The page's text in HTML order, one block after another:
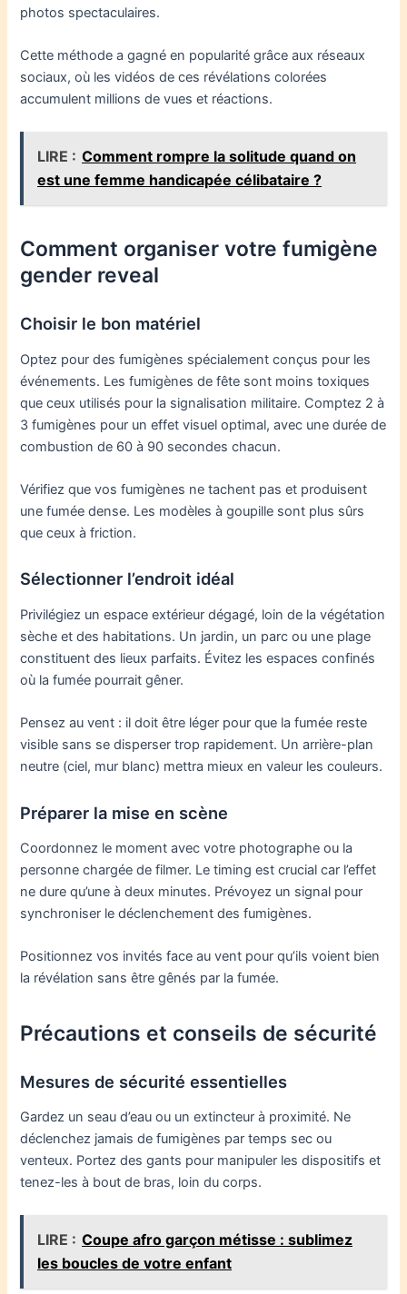
photos spectaculaires.
Cette méthode a gagné en popularité grâce aux réseaux
sociaux, où les vidéos de ces révélations colorées
accumulent millions de vues et réactions.
LIRE : Comment rompre la solitude quand on
est une femme handicapée célibataire ?
Comment organiser votre fumigène
gender reveal
Choisir le bon matériel
Optez pour des fumigènes spécialement conçus pour les
événements. Les fumigènes de fête sont moins toxiques
que ceux utilisés pour la signalisation militaire. Comptez 2 à
3 fumigènes pour un effet visuel optimal, avec une durée de
combustion de 60 à 90 secondes chacun.
Vérifiez que vos fumigènes ne tachent pas et produisent
une fumée dense. Les modèles à goupille sont plus sûrs
que ceux à friction.
Sélectionner l’endroit idéal
Privilégiez un espace extérieur dégagé, loin de la végétation
sèche et des habitations. Un jardin, un parc ou une plage
constituent des lieux parfaits. Évitez les espaces confinés
où la fumée pourrait gêner.
Pensez au vent : il doit être léger pour que la fumée reste
visible sans se disperser trop rapidement. Un arrière-plan
neutre (ciel, mur blanc) mettra mieux en valeur les couleurs.
Préparer la mise en scène
Coordonnez le moment avec votre photographe ou la
personne chargée de filmer. Le timing est crucial car l’effet
ne dure qu’une à deux minutes. Prévoyez un signal pour
synchroniser le déclenchement des fumigènes.
Positionnez vos invités face au vent pour qu’ils voient bien
la révélation sans être gênés par la fumée.
Précautions et conseils de sécurité
Mesures de sécurité essentielles
Gardez un seau d’eau ou un extincteur à proximité. Ne
déclenchez jamais de fumigènes par temps sec ou
venteux. Portez des gants pour manipuler les dispositifs et
tenez-les à bout de bras, loin du corps.
LIRE : Coupe afro garçon métisse : sublimez
les boucles de votre enfant